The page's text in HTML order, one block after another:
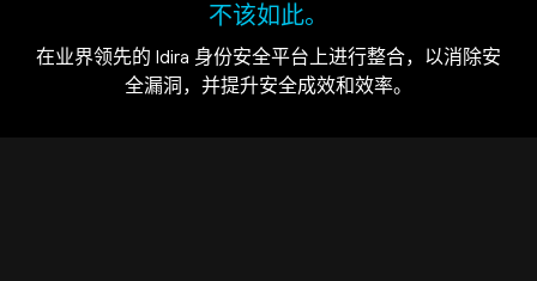
不该如此。
在业界领先的 Idira 身份安全平台上进行整合，以消除安
全漏洞，并提升安全成效和效率。